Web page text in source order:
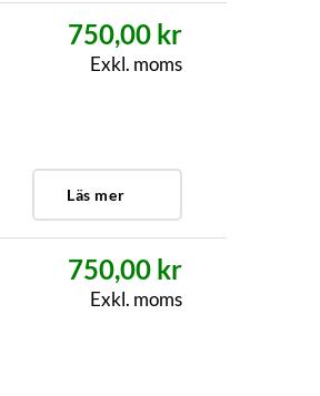
750,00 kr
Exkl. moms
Läs mer
750,00 kr
Exkl. moms